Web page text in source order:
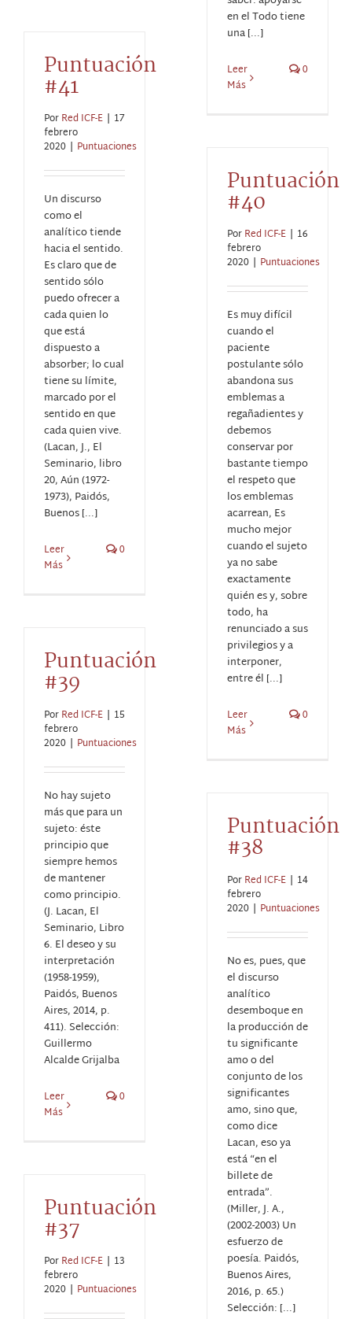
en el Todo tiene
una [...]
Leer
Más
0
Puntuación
#41
PorRed ICF-E | 17
febrero
2020 | Puntuaciones
Un discurso
como el
analítico tiende
hacia el sentido.
Es claro que de
sentido sólo
puedo ofrecer a
cada quien lo
que está
dispuesto a
absorber; lo cual
tiene su límite,
marcado por el
sentido en que
cada quien vive.
(Lacan, J., El
Seminario, libro
20, Aún (1972-
1973), Paidós,
Buenos [...]
Leer
Más
0
Puntuación
#40
PorRed ICF-E | 16
febrero
2020 | Puntuaciones
Es muy difícil
cuando el
paciente
postulante sólo
abandona sus
emblemas a
regañadientes y
debemos
conservar por
bastante tiempo
el respeto que
los emblemas
acarrean, Es
mucho mejor
cuando el sujeto
ya no sabe
exactamente
quién es y, sobre
todo, ha
renunciado a sus
privilegios y a
interponer,
entre él [...]
Leer
Más
0
Puntuación
#39
PorRed ICF-E | 15
febrero
2020 | Puntuaciones
No hay sujeto
más que para un
sujeto: éste
principio que
siempre hemos
de mantener
como principio.
(J. Lacan, El
Seminario, Libro
6. El deseo y su
interpretación
(1958-1959),
Paidós, Buenos
Aires, 2014, p.
411). Selección:
Guillermo
Alcalde Grijalba
Leer
Más
0
Puntuación
#38
PorRed ICF-E | 14
febrero
2020 | Puntuaciones
No es, pues, que
el discurso
analítico
desemboque en
la producción de
tu significante
amo o del
conjunto de los
significantes
amo, sino que,
como dice
Lacan, eso ya
está “en el
billete de
entrada”.
(Miller, J. A.,
(2002-2003) Un
esfuerzo de
poesía. Paidós,
Buenos Aires,
2016, p. 65.)
Selección: [...]
Puntuación
#37
PorRed ICF-E | 13
febrero
2020 | Puntuaciones